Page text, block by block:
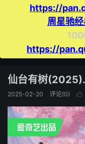
https://
周星驰
https://
仙台有树
2025-02-20 评论(0) 